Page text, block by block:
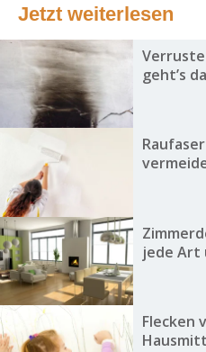
Jetzt weiterlesen
geht’s
jede Art
Flecken